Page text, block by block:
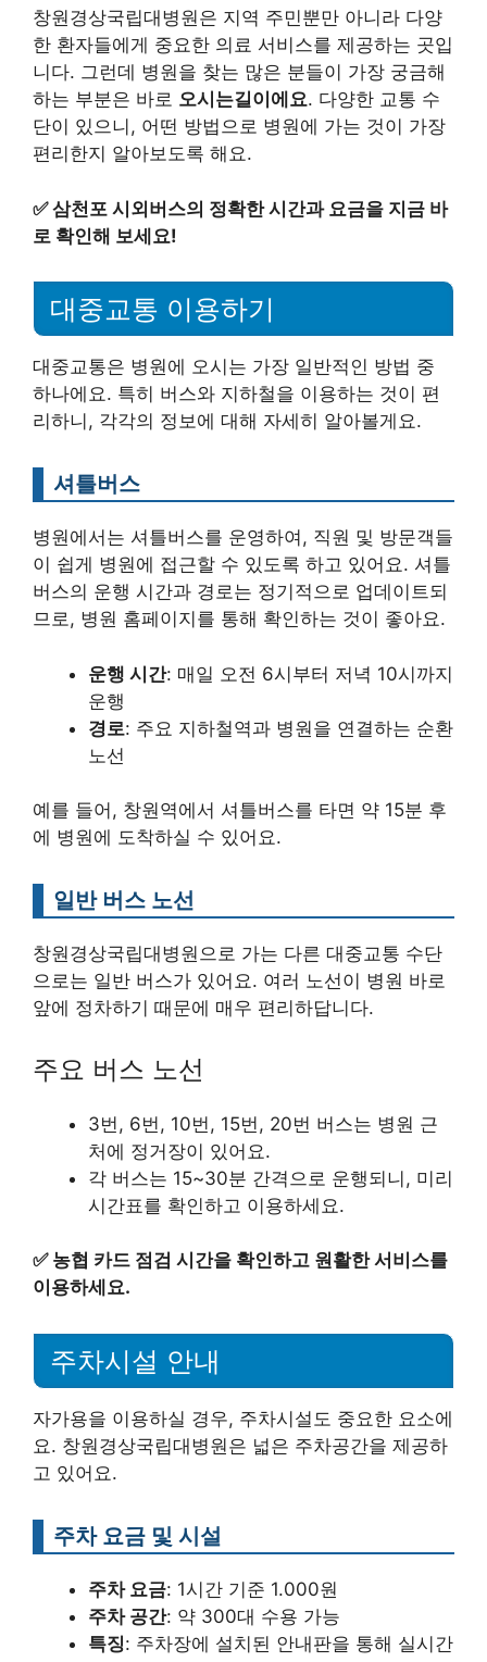
창원경상국립대병원은 지역 주민뿐만 아니라 다양
한 환자들에게 중요한 의료 서비스를 제공하는 곳입
니다. 그런데 병원을 찾는 많은 분들이 가장 궁금해
하는 부분은 바로 오시는길이에요. 다양한 교통 수
단이 있으니, 어떤 방법으로 병원에 가는 것이 가장
편리한지 알아보도록 해요.
✅삼천포 시외버스의 정확한 시간과 요금을 지금 바
로 확인해 보세요!
대중교통 이용하기
대중교통은 병원에 오시는 가장 일반적인 방법 중
하나에요. 특히 버스와 지하철을 이용하는 것이 편
리하니, 각각의 정보에 대해 자세히 알아볼게요.
셔틀버스
병원에서는 셔틀버스를 운영하여, 직원 및 방문객들
이 쉽게 병원에 접근할 수 있도록 하고 있어요. 셔틀
버스의 운행 시간과 경로는 정기적으로 업데이트되
므로, 병원 홈페이지를 통해 확인하는 것이 좋아요.
운행 시간: 매일 오전 6시부터 저녁 10시까지
운행
경로: 주요 지하철역과 병원을 연결하는 순환
노선
예를 들어, 창원역에서 셔틀버스를 타면 약 15분 후
에 병원에 도착하실 수 있어요.
일반 버스 노선
창원경상국립대병원으로 가는 다른 대중교통 수단
으로는 일반 버스가 있어요. 여러 노선이 병원 바로
앞에 정차하기 때문에 매우 편리하답니다.
주요 버스 노선
3번, 6번, 10번, 15번, 20번 버스는 병원 근
처에 정거장이 있어요.
각 버스는 15~30분 간격으로 운행되니, 미리
시간표를 확인하고 이용하세요.
✅ 농협 카드 점검 시간을 확인하고 원활한 서비스를
이용하세요.
주차시설 안내
자가용을 이용하실 경우, 주차시설도 중요한 요소에
요. 창원경상국립대병원은 넓은 주차공간을 제공하
고 있어요.
주차 요금 및 시설
주차 요금: 1시간 기준 1.000원
주차 공간: 약 300대 수용 가능
특징: 주차장에 설치된 안내판을 통해 실시간